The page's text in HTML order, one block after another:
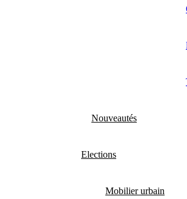
Nouveautés
Elections
Mobilier urbain